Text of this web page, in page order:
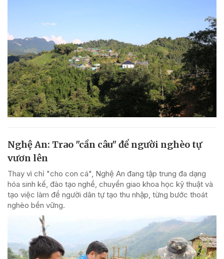
Nghệ An: Trao "cần câu" để người nghèo tự
vươn lên
Thay vì chỉ "cho con cá", Nghệ An đang tập trung đa dạng
hóa sinh kế, đào tạo nghề, chuyển giao khoa học kỹ thuật và
tạo việc làm để người dân tự tạo thu nhập, từng bước thoát
nghèo bền vững.